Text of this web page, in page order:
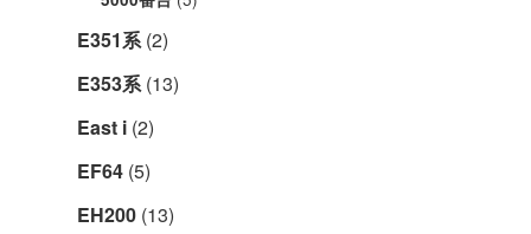
E351系(2)
E353系(13)
East i (2)
EF64 (5)
EH200 (13)